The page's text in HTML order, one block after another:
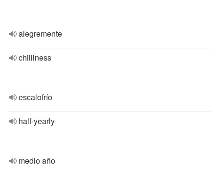
alegremente
chilliness
escalofrío
half-yearly
medio año